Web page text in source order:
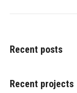
Recent posts
Recent projects